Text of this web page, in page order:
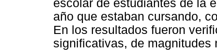
escolar de estudiantes de la
año que estaban cursando,
En los resultados fueron
significativas, de magnitudes